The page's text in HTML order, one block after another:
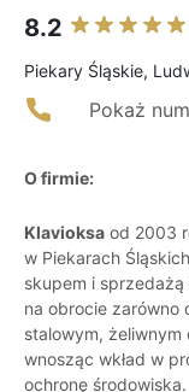
8.2
Piekary Śląskie,
Pokaż
O firmie:
Klavioksa od 2003
w Piekarach
skupem i
na obrocie zarówno
stalowym,
wnosząc wkład w
ochronę środowiska.